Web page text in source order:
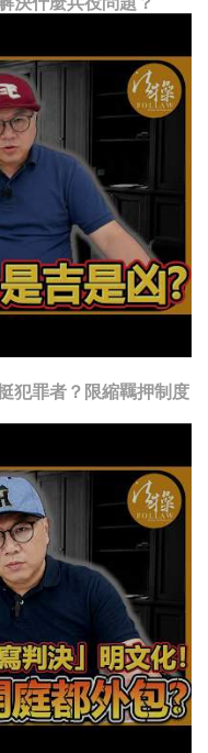
犯罪者？限縮羈押制度